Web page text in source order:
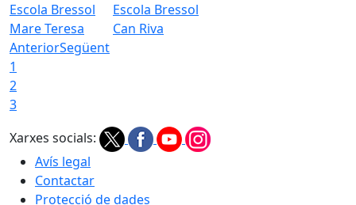
Escola Bressol
Mare Teresa
Escola Bressol
Can Riva
AnteriorSegüent
1
2
3
Xarxes socials:
Avís legal
Contactar
Protecció de dades